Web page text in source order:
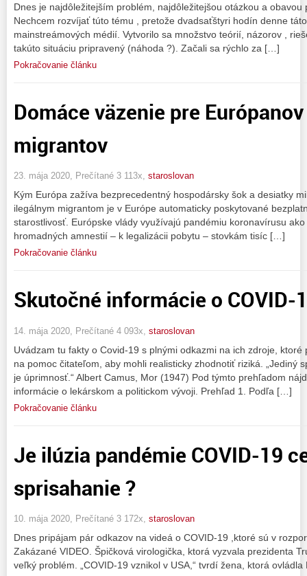
Dnes je najdôležitejším problém, najdôležitejšou otázkou a obavou
Nechcem rozvíjať túto tému , pretože dvadsaťštyri hodín denne
mainstreámových médií. Vytvorilo sa množstvo teórií, názorov ,
takúto situáciu pripravený (náhoda ?). Začali sa rýchlo za […]
Pokračovanie článku
Domáce väzenie pre
migrantov
23. mája 2020, Prečítané 3 113x, staroslovan
Kým Európa zažíva bezprecedentný hospodársky šok a desiatky
ilegálnym migrantom je v Európe automaticky poskytované
starostlivosť. Európske vlády využívajú pandémiu koronavírusu
hromadných amnestií – k legalizácii pobytu – stovkám tisíc […]
Pokračovanie článku
Skutočné informácie o COVID-
14. mája 2020, Prečítané 4 093x, staroslovan
Uvádzam tu fakty o Covid-19 s plnými odkazmi na ich zdroje,
na pomoc čitateľom, aby mohli realisticky zhodnotiť riziká. „Jediný
je úprimnosť.“ Albert Camus, Mor (1947) Pod týmto prehľadom
informácie o lekárskom a politickom vývoji. Prehľad 1. Podľa […]
Pokračovanie článku
Je ilúzia pandémie COVID-19
sprisahanie ?
10. mája 2020, Prečítané 3 172x, staroslovan
Dnes pripájam pár odkazov na videá o COVID-19 ,ktoré sú v
Zakázané VIDEO. Špičková virologička, ktorá vyzvala prezidenta
veľký problém. „COVID-19 vznikol v USA,“ tvrdí žena, ktorá